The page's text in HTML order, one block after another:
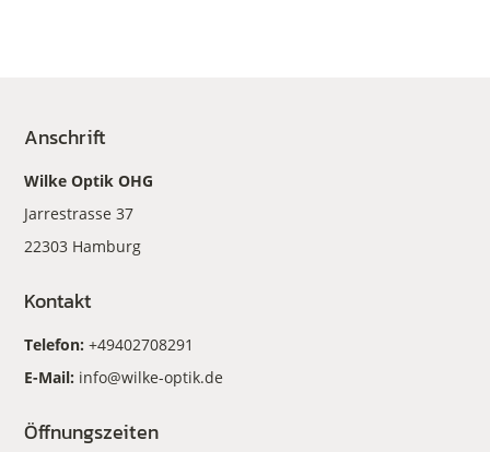
Anschrift
Wilke Optik OHG
Jarrestrasse 37
22303 Hamburg
Kontakt
Telefon:+49402708291
E-Mail: info@wilke-optik.de
Öffnungszeiten